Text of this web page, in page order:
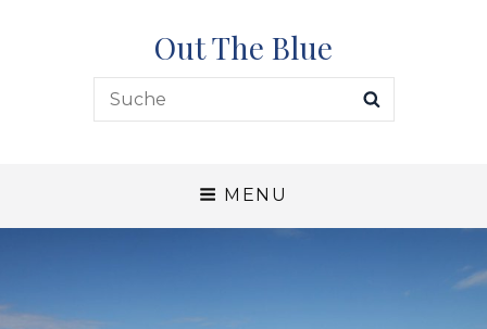
Out The Blue
Search
for:
MENU